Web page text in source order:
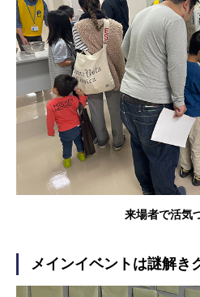
来場者で活気
メインイベントは謎解き